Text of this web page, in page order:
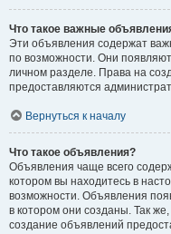
Что такое важные
Эти объявления содержат
по возможности. Они
личном разделе. Права на
предоставляются
Вернуться к началу
Что такое объявления?
Объявления чаще всего
котором вы находитесь в
возможности. Объявления
в котором они созданы. Так
создание объявлений